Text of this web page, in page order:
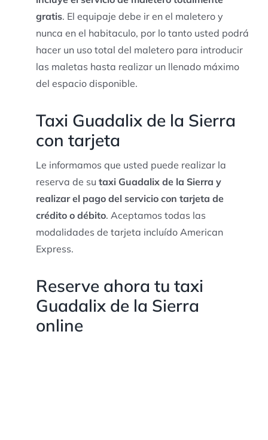
gratis. El equipaje debe ir en el maletero y
nunca en el habitaculo, por lo tanto usted podrá
hacer un uso total del maletero para introducir
las maletas hasta realizar un llenado máximo
del espacio disponible.
Taxi Guadalix de la Sierra
con tarjeta
Le informamos que usted puede realizar la
reserva de su taxi Guadalix de la Sierra y
realizar el pago del servicio con tarjeta de
crédito o débito. Aceptamos todas las
modalidades de tarjeta incluído American
Express.
Reserve ahora tu taxi
Guadalix de la Sierra
online